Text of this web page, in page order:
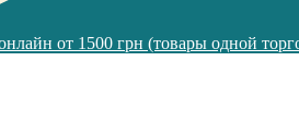
от 1500 грн (товары одной